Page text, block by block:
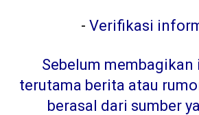
- Verifikasi
Sebelum
terutama berita atau
berasal dari sumber